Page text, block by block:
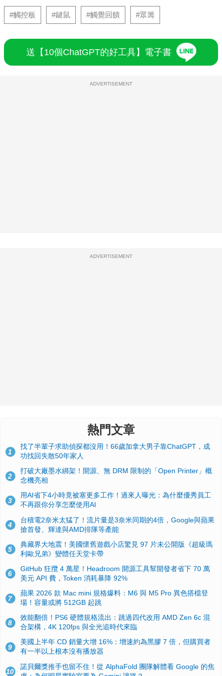
#觸控板 #鍵鼠 #觸覺回饋 #眾籌
送【10個ChatGPT的好工具】電子書
ADVERTISEMENT
ADVERTISEMENT
熱門文章
1
找了半輩子求助偵探都沒用！66歲加拿大男子靠ChatGPT，成
功找回失散50年家人
2
打破大廠墨水綁架！開源、無 DRM 限制的「Open Printer」概
念機亮相
3
用AI省下4小時竟被塞更多工作！過來人曝光：為什麼優秀員工
不再跟你分享怎麼使用AI
4
台積電2奈米太猛了！流片量是3奈米同期的4倍，Google與蘋果
搶首發、輝達與AMD排隊等產能
5
典藏界大地震！美國懷舊遊戲小店驚見 97 片未公開版《超級瑪
利歐兄弟》變體任天堂卡帶
6
GitHub 狂攬 4 萬星！Headroom 開源工具幫開發者省下 70 萬
美元 API 費，Token 消耗暴降 92%
7
蘋果 2026 款 Mac mini 規格爆料：M6 與 M5 Pro 異色搭檔登
場！容量或將 512GB 起跳
8
效能翻倍！PS6 硬體規格流出：跳過四代改用 AMD Zen 6c 混
合架構，4K 120fps 與全光追時代來臨
9
美國上半年 CD 銷量大增 16%：增速約為黑膠 7 倍，但購買者
有一半以上根本沒有播放器
10
諾貝爾獎推手也留不住！從 AlphaFold 團隊解體看 Google 的焦